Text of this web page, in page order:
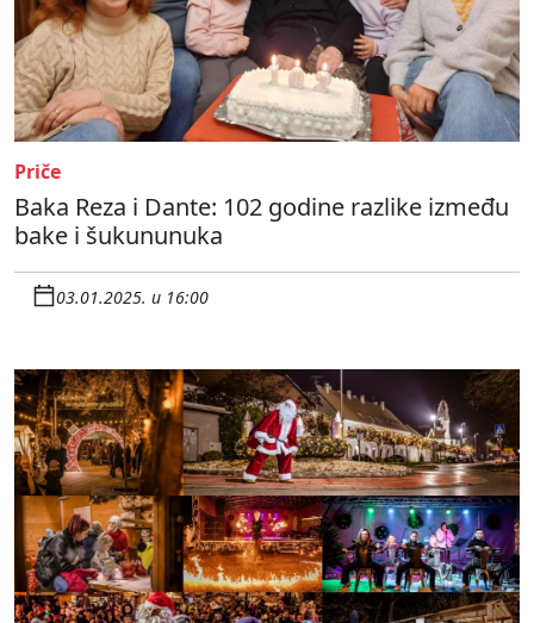
Priče
Baka Reza i Dante: 102 godine razlike između
bake i šukununuka
03.01.2025. u 16:00